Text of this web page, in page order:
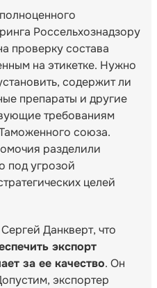
Россельхознадзору
проверку состава
на этикетке. Нужно
содержит ли
препараты и другие
требованиям
союза.
разделили
под угрозой
целей
Данкверт, что
экспорт
за ее качество. Он
экспортер